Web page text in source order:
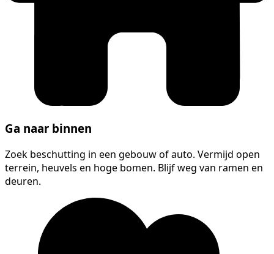
Ga naar binnen
Zoek beschutting in een gebouw of auto. Vermijd open
terrein, heuvels en hoge bomen. Blijf weg van ramen en
deuren.